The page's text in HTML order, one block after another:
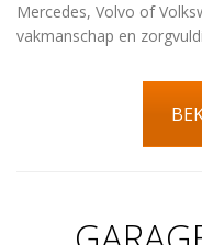
Mercedes, Volvo of
vakmanschap en